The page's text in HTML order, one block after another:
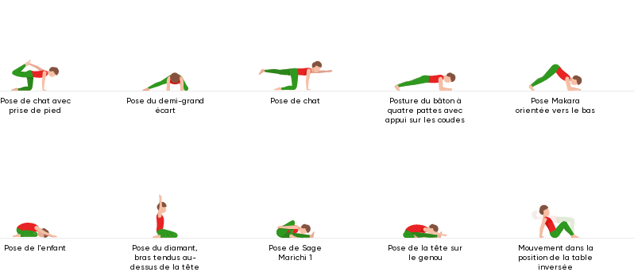
Pose de chat avec
prise de pied
Pose du demi-grand
écart
Pose de chat
Posture du bâton à
quatre pattes avec
appui sur les coudes
Pose Makara
orientée vers le bas
Pose de l'enfant
Pose du diamant,
bras tendus au-
dessus de la tête
Pose de Sage
Marichi 1
Pose de la tête sur
le genou
Mouvement dans la
position de la table
inversée